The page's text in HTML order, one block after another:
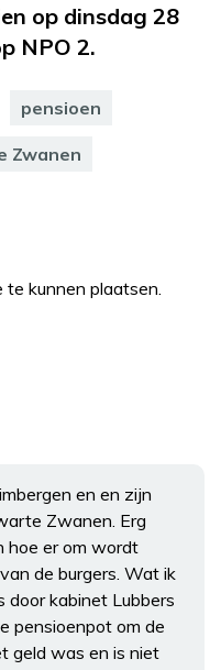
op dinsdag 28
NPO 2.
pensioen
Zwanen
kunnen plaatsen.
en en zijn
Zwanen. Erg
hoe er om wordt
de burgers. Wat ik
door kabinet Lubbers
pensioenpot om de
geld was en is niet